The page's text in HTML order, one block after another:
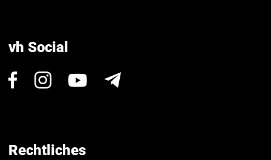
vh Social
Besuchen
Facebook.
Besuchen
Instagram.
Besuchen
Rechtliches